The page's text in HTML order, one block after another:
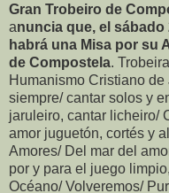
Gran Trobeiro de
anuncia que, el sábado
habrá una Misa por su
de Compostela.
Humanismo Cristiano
siempre/ cantar solos y
jaruleiro, cantar licheiro/
amor juguetón, cortés y
Amores/ Del mar del
por y para el juego
Océano/ Volveremos/